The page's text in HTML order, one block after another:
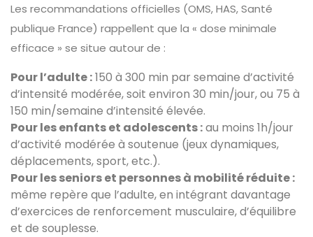
Les recommandations officielles (OMS, HAS, Santé
publique France) rappellent que la « dose minimale
efficace » se situe autour de :
Pour l’adulte :150 à 300 min par semaine d’activité
d’intensité modérée, soit environ 30 min/jour, ou 75 à
150 min/semaine d’intensité élevée.
Pour les enfants et adolescents :au moins 1h/jour
d’activité modérée à soutenue (jeux dynamiques,
déplacements, sport, etc.).
Pour les seniors et personnes à mobilité réduite :
même repère que l’adulte, en intégrant davantage
d’exercices de renforcement musculaire, d’équilibre
et de souplesse.